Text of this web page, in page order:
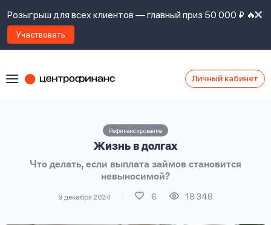
Розыгрыш для всех клиентов — главный приз 50 000 ₽ 🔥
Участвовать
Личный кабинет
Рефинансирование
Жизнь в долгах
Что делать, если выплата займов становится
невыносимой?
9 декабря 2024 6 18 348
контакты
предоставления
политикой